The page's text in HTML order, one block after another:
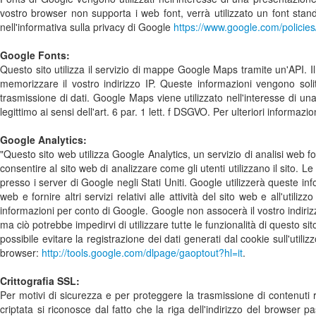
vostro browser non supporta i web font, verrà utilizzato un font
nell'informativa sulla privacy di Google https://www.google.com/
Google Fonts:
Questo sito utilizza il servizio di mappe Google Maps tramite
memorizzare il vostro indirizzo IP. Queste informazioni vengono
trasmissione di dati. Google Maps viene utilizzato nell'interesse di
legittimo ai sensi dell'art. 6 par. 1 lett. f DSGVO. Per ulteriori
Google Analytics:
"Questo sito web utilizza Google Analytics, un servizio di analisi web
consentire al sito web di analizzare come gli utenti utilizzano il sito.
presso i server di Google negli Stati Uniti. Google utilizzerà queste
web e fornire altri servizi relativi alle attività del sito web e
informazioni per conto di Google. Google non assocerà il vostro
ma ciò potrebbe impedirvi di utilizzare tutte le funzionalità di questo
possibile evitare la registrazione dei dati generati dal cookie
browser: http://tools.google.com/dlpage/gaoptout?hl=it.
Crittografia SSL:
Per motivi di sicurezza e per proteggere la trasmissione di
criptata si riconosce dal fatto che la riga dell'indirizzo del browser